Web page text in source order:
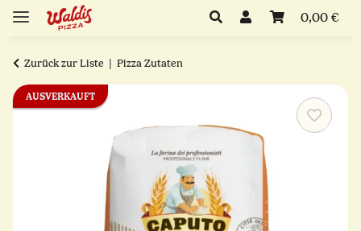
0,00 €
Zurück zur Liste Pizza Zutaten
AUSVERKAUFT